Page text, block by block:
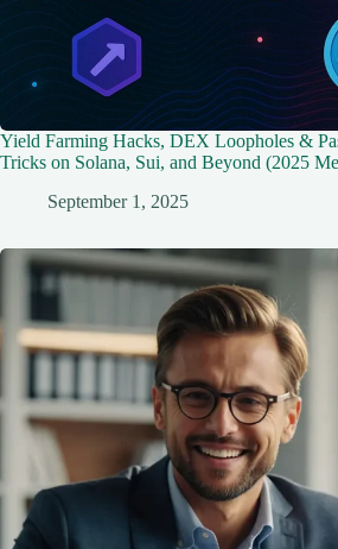
Yield Farming Hacks, DEX Loopholes &
Tricks on Solana, Sui, and Beyond (2025
September 1, 2025